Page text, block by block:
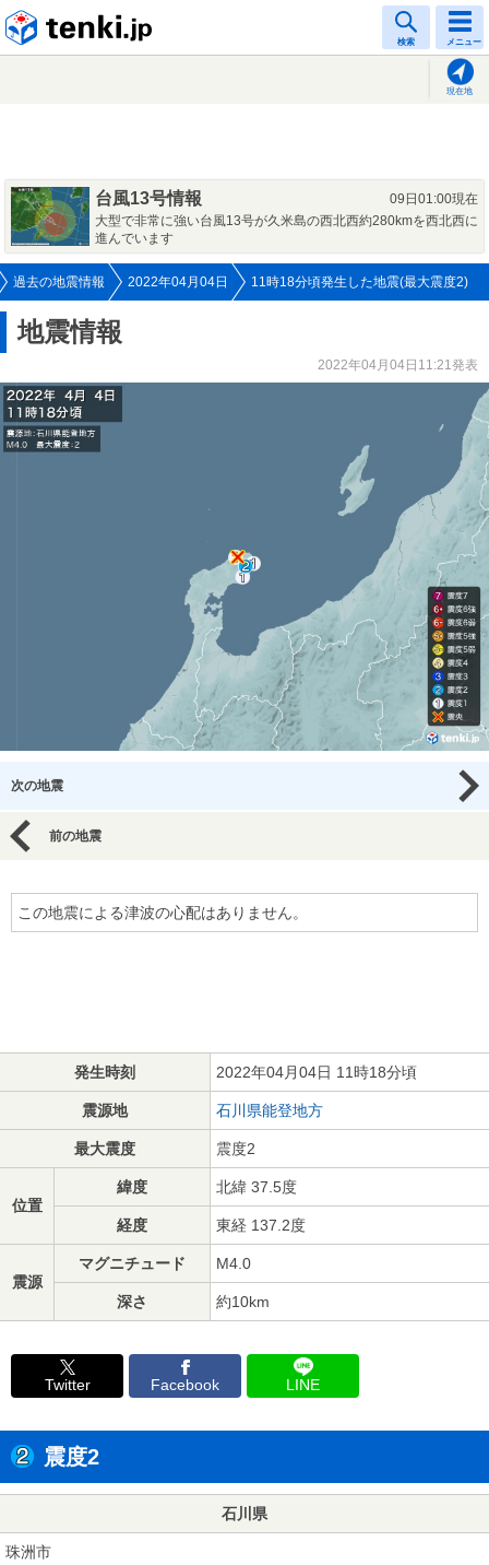
検索 メニュー
現在地
台風13号情報
09日01:00現在
大型で非常に強い台風13号が久米島の西北西約280kmを西北西に
進んでいます
過去の地震情報 2022年04月04日 11時18分頃発生した地震(最大震度2)
地震情報
2022年04月04日11:21発表
次の地震
前の地震
この地震による津波の心配はありません。
発生時刻 2022年04月04日 11時18分頃
震源地 石川県能登地方
最大震度 震度2
位置
緯度 北緯 37.5度
経度 東経 137.2度
震源
マグニチュード M4.0
深さ 約10km
Twitter Facebook LINE
震度2
石川県
珠洲市